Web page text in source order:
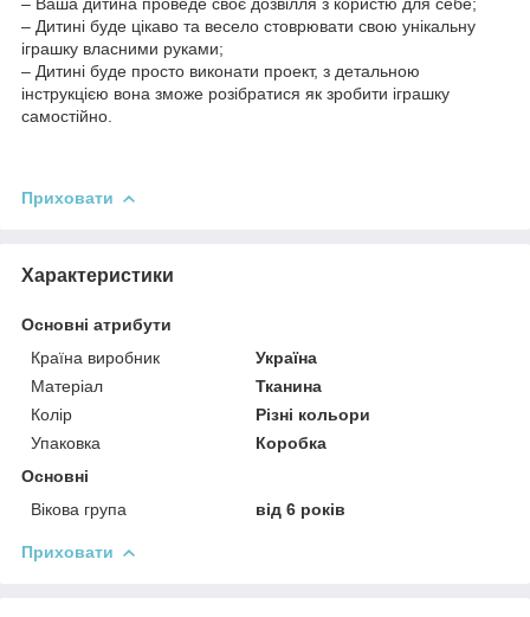
– Дитині буде цікаво та весело стоврювати свою унікальну
іграшку власними руками;
– Дитині буде просто виконати проект, з детальною
інструкцією вона зможе розібратися як зробити іграшку
самостійно.
Приховати
Характеристики
Основні атрибути
Країна виробник
Україна
Матеріал
Тканина
Колір
Різні кольори
Упаковка
Коробка
Основні
Вікова група
від 6 років
Приховати